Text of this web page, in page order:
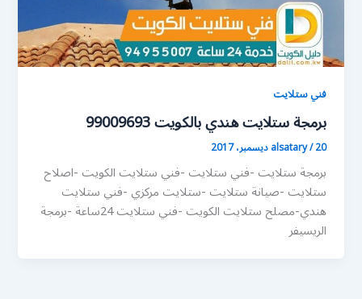
فني ستلايت
برمجة ستلايت هندي بالكويت 99009693
alsatary/20 ديسمبر، 2017
برمجة ستلايت -فني ستلايت -فني ستلايت الكويت -اصلاح
ستلايت -صيانة ستلايت -ستلايت مركزي -فني ستلايت
هندي-مصلح ستلايت الكويت -فني ستلايت 24ساعة -برمجة
الريسيفر